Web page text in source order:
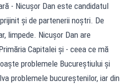
- Nicuşor Dan este candidatul
şi de partenerii noştri. De
limpede. Nicuşor Dan are
Capitalei şi - ceea ce mă
problemele Bucureştiului şi
problemele bucureştenilor, iar din